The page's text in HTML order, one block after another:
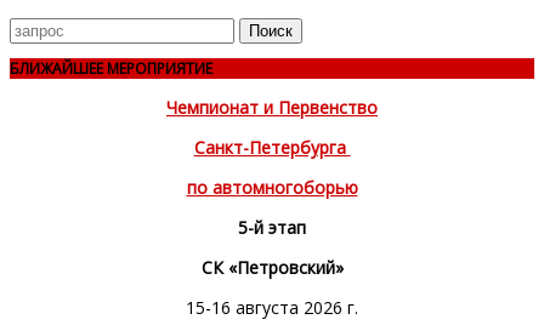
Поиск
для
БЛИЖАЙШЕЕ МЕРОПРИЯТИЕ
Чемпионат и Первенство
Санкт-Петербурга
по автомногоборью
5-й этап
СК «Петровский»
15-16 августа 2026 г.